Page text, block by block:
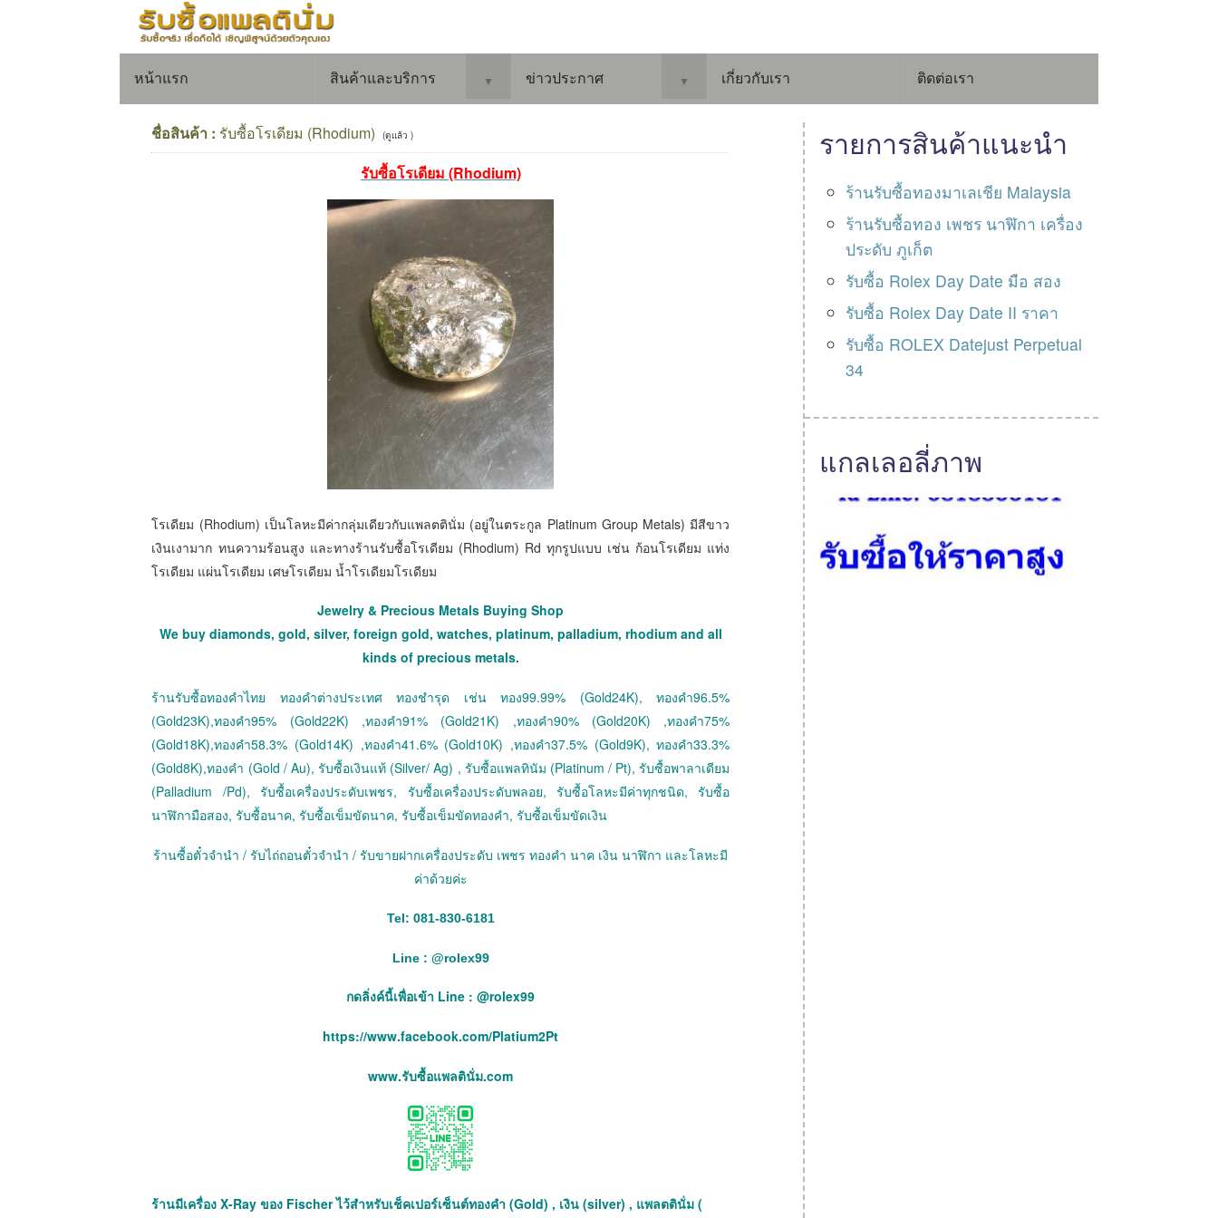
หน้าแรก สินค้าและบริการ ▼ ข่าวประกาศ ▼ เกี่ยวกับเรา ติดต่อเรา
ชื่อสินค้า : รับซื้อโรเดียม (Rhodium) (ดูแล้ว )
รับซื้อโรเดียม (Rhodium)
โรเดียม (Rhodium) เป็นโลหะมีค่ากลุ่มเดียวกับแพลตตินั่ม (อยู่ในตระกูล Platinum Group Metals) มีสีขาว
เงินเงามาก ทนความร้อนสูง และทางร้านรับซื้อโรเดียม (Rhodium) Rd ทุกรูปแบบ เช่น ก้อนโรเดียม แท่ง
โรเดียม แผ่นโรเดียม เศษโรเดียม น้ำโรเดียมโรเดียม
Jewelry & Precious Metals Buying Shop
We buy diamonds, gold, silver, foreign gold, watches, platinum, palladium, rhodium and all
kinds of precious metals.
ร้านรับซื้อทองคำไทย ทองคำต่างประเทศ ทองชำรุด เช่น ทอง99.99% (Gold24K), ทองคำ96.5%
(Gold23K),ทองคำ95% (Gold22K) ,ทองคำ91% (Gold21K) ,ทองคำ90% (Gold20K) ,ทองคำ75%
(Gold18K),ทองคำ58.3% (Gold14K) ,ทองคำ41.6% (Gold10K) ,ทองคำ37.5% (Gold9K), ทองคำ33.3%
(Gold8K),ทองคำ (Gold / Au), รับซื้อเงินแท้ (Silver/ Ag) , รับซื้อแพลทินัม (Platinum / Pt), รับซื้อพาลาเดียม
(Palladium /Pd), รับซื้อเครื่องประดับเพชร, รับซื้อเครื่องประดับพลอย, รับซื้อโลหะมีค่าทุกชนิด, รับซื้อ
นาฬิกามือสอง, รับซื้อนาค, รับซื้อเข็มขัดนาค, รับซื้อเข็มขัดทองคำ, รับซื้อเข็มขัดเงิน
ร้านซื้อตั๋วจำนำ / รับไถ่ถอนตั๋วจำนำ / รับขายฝากเครื่องประดับ เพชร ทองคำ นาค เงิน นาฬิกา และโลหะมี
ค่าด้วยค่ะ
Tel: 081-830-6181
Line : @rolex99
กดลิ่งค์นี้เพื่อเข้า Line : @rolex99
https://www.facebook.com/Platium2Pt
www.รับซื้อแพลตินั่ม.com
ร้านมีเครื่อง X-Ray ของ Fischer ไว้สำหรับเช็คเปอร์เซ็นต์ทองคำ (Gold) , เงิน (silver) , แพลตตินั่ม (
รายการสินค้าแนะนำ
ร้านรับซื้อทองมาเลเชีย Malaysia
ร้านรับซื้อทอง เพชร นาฬิกา เครื่อง
ประดับ ภูเก็ต
รับซื้อ Rolex Day Date มือ สอง
รับซื้อ Rolex Day Date II ราคา
รับซื้อ ROLEX Datejust Perpetual
34
แกลเลอลี่ภาพ